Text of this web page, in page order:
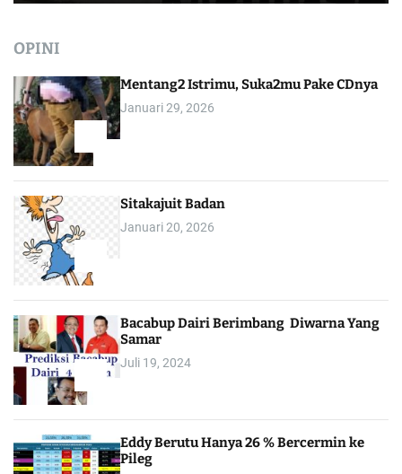
OPINI
Mentang2 Istrimu, Suka2mu Pake CDnya
Januari 29, 2026
Sitakajuit Badan
Januari 20, 2026
Bacabup Dairi Berimbang Diwarna Yang
Samar
Juli 19, 2024
Eddy Berutu Hanya 26 % Bercermin ke
Pileg